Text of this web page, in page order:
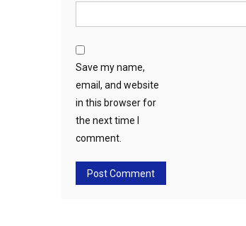
Save my name,
email, and website
in this browser for
the next time I
comment.